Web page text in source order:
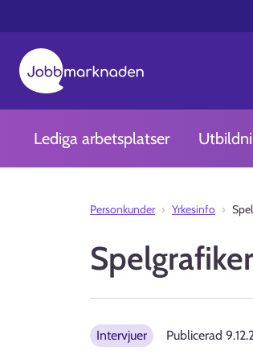
Lediga arbetsplatser
Personkunder Yrkesinfo
Spelgrafiker
Intervjuer Publicerad